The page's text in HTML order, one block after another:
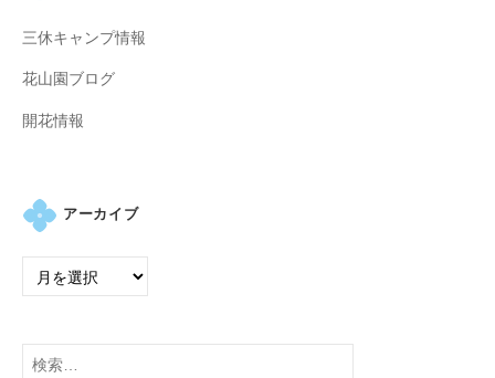
三休キャンプ情報
花山園ブログ
開花情報
アーカイブ
検